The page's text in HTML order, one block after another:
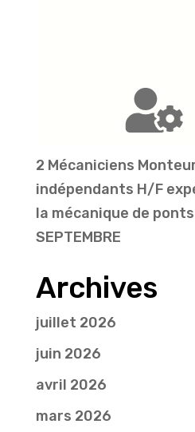
2 Mécaniciens
indépendants H/F
la mécanique de
SEPTEMBRE
Archives
juillet 2026
juin 2026
avril 2026
mars 2026